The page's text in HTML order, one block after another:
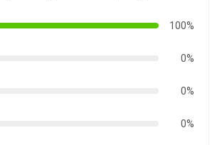
100%
0%
0%
0%